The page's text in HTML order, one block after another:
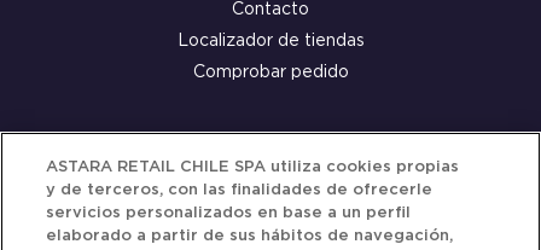
Contacto
Localizador de tiendas
Comprobar pedido
Servicio al cliente
Términos y Condiciones
Política de privacidad
ASTARA RETAIL CHILE SPA utiliza cookies propias
y de terceros, con las finalidades de ofrecerle
servicios personalizados en base a un perfil
elaborado a partir de sus hábitos de navegación,